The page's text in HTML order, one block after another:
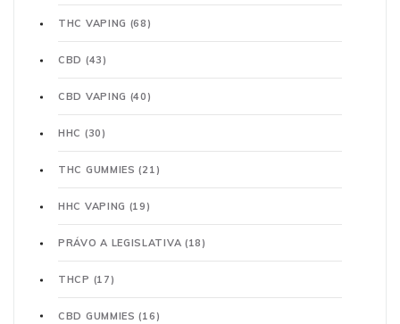
THC VAPING (68)
CBD (43)
CBD VAPING (40)
HHC (30)
THC GUMMIES(21)
HHC VAPING (19)
PRÁVO A LEGISLATIVA (18)
THCP (17)
CBD GUMMIES(16)